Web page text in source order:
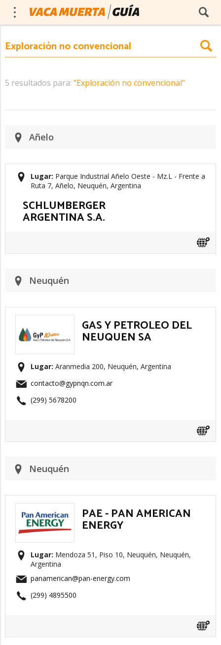
5 resultados para: "Exploración no convencional"
Añelo
SCHLUMBERGER
ARGENTINA S.A.
Lugar: Parque Industrial Añelo Oeste - Mz.L - Frente a
Ruta 7, Añelo, Neuquén, Argentina
Neuquén
GAS Y PETROLEO DEL
NEUQUEN SA
Lugar: Aranmedia 200, Neuquén, Argentina
contacto@gypnqn.com.ar
(299) 5678200
Neuquén
PAE - PAN AMERICAN
ENERGY
Lugar: Mendoza 51, Piso 10, Neuquén, Neuquén,
Argentina
panamerican@pan-energy.com
(299) 4895500